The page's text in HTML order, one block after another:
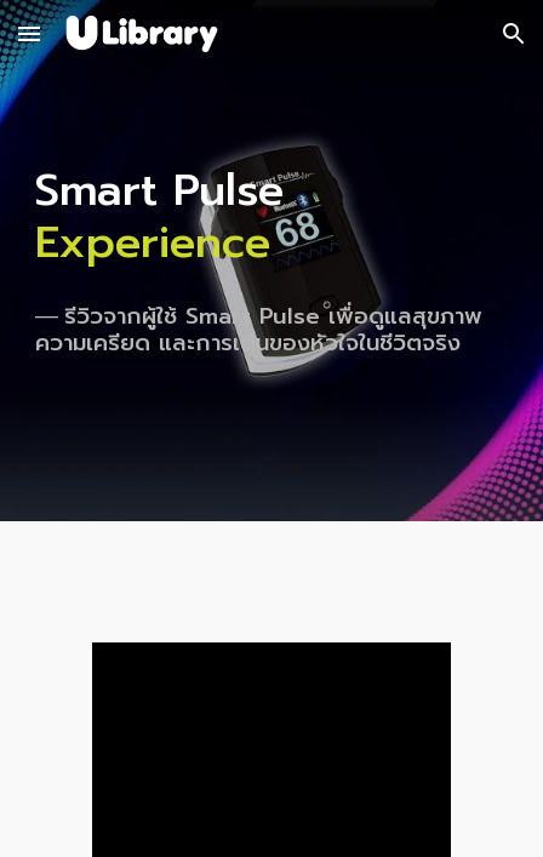
Skip to main content Skip to navigation
Smart Pulse
Experience
—รีวิวจากผู้ใช้ Smart Pulse เพื่อดูแลสุขภาพ
ความเครียด และการเต้นของหัวใจในชีวิตจริง